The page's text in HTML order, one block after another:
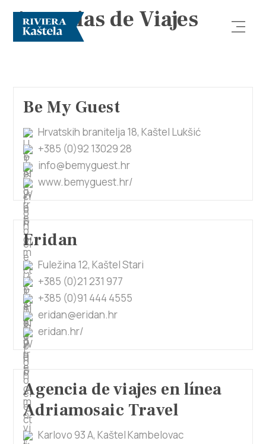
Explorar
Destino
Qué Hacer
Información
Multimedia
Safe in Dalmatia
es
+385 21 227 933
Agencias de Viajes
Be My Guest
Hrvatskih branitelja 18, Kaštel Lukšić
+385 (0)92 13029 28
info@bemyguest.hr
www.bemyguest.hr/
Eridan
Fuležina 12, Kaštel Stari
+385 (0)21 231 977
+385 (0)91 444 4555
eridan@eridan.hr
eridan.hr/
Agencia de viajes en línea
Adriamosaic Travel
Karlovo 93 A, Kaštel Kambelovac